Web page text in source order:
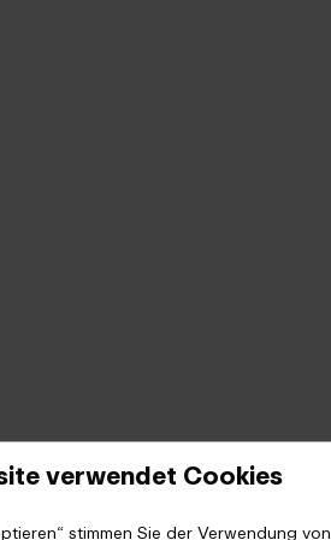
verwendet Cookies
stimmen Sie der Verwendung von